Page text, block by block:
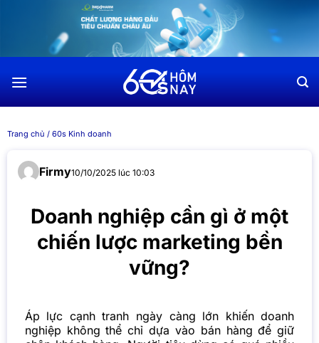
dung
Trang chủ / 60s Kinh doanh
Firmy10/10/2025 lúc 10:03
Doanh nghiệp cần gì ở một
chiến lược marketing bền
vững?
Áp lực cạnh tranh ngày càng lớn khiến doanh
nghiệp không thể chỉ dựa vào bán hàng để giữ